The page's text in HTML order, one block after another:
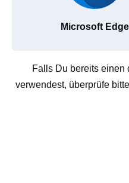
Microsoft Edge
Falls Du bereits einen
verwendest, überprüfe